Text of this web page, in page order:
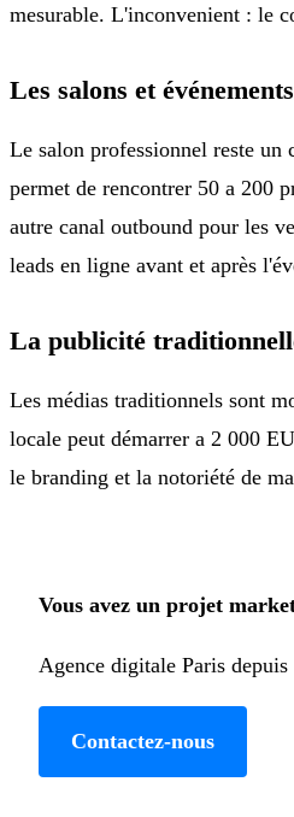
mesurable. L'inconvenient : le
Les salons et
Le salon professionnel reste un
permet de rencontrer 50 a 200
autre canal outbound pour les
leads en ligne avant et après
La publicité
Les médias traditionnels sont
locale peut démarrer a 2 000
le branding et la notoriété de
Vous avez un projet
Agence digitale Paris
Contactez-nous